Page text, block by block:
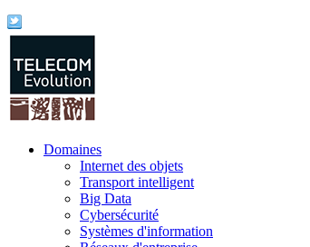
Domaines
Internet des objets
Transport intelligent
Big Data
Cybersécurité
Systèmes d'information